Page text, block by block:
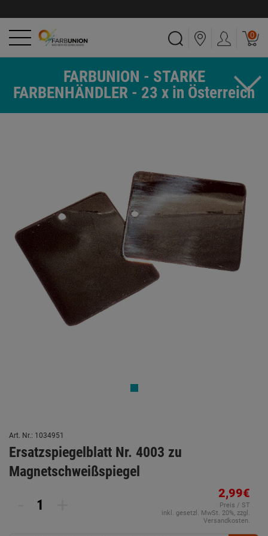
0
FARBUNION - STARKE
FARBENHÄNDLER - 23 x in Österreich
Art. Nr.: 1034951
Ersatzspiegelblatt Nr. 4003 zu
Magnetschweißspiegel
2,99€
Preis / ST
inkl. gesetzl. MwSt. 20%, zzgl.
Versandkosten.